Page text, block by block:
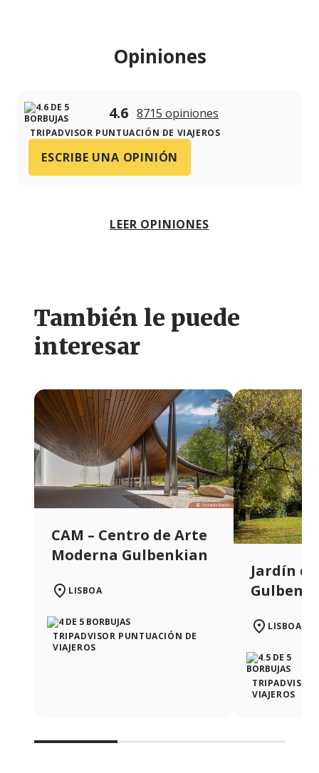
Opiniones
4.6 8715 opiniones
TRIPADVISOR PUNTUACIÓN DE VIAJEROS
ESCRIBE UNA OPINIÓN
LEER OPINIONES
También le puede
interesar
CAM – Centro de Arte
Moderna Gulbenkian
LISBOA
TRIPADVISOR PUNTUACIÓN DE
VIAJEROS
Jardín
LISBOA
VIAJEROS